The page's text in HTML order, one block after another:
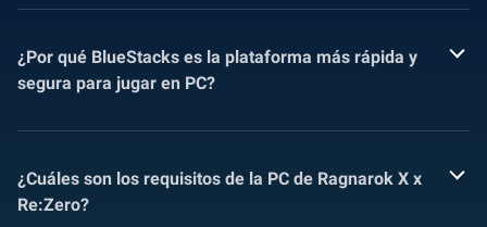
¿Por qué BlueStacks es la plataforma más rápida y
segura para jugar en PC?
¿Cuáles son los requisitos de la PC de Ragnarok X x
Re:Zero?